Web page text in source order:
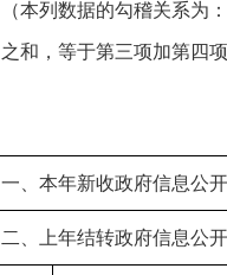
（本列数据的勾稽关系为
之和，等于第三项加第四项
一、本年新收政府信息公
二、上年结转政府信息公